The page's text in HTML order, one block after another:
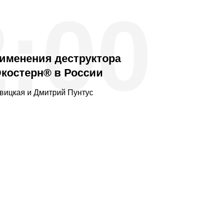
деструктора
в России
и Дмитрий Пунтус